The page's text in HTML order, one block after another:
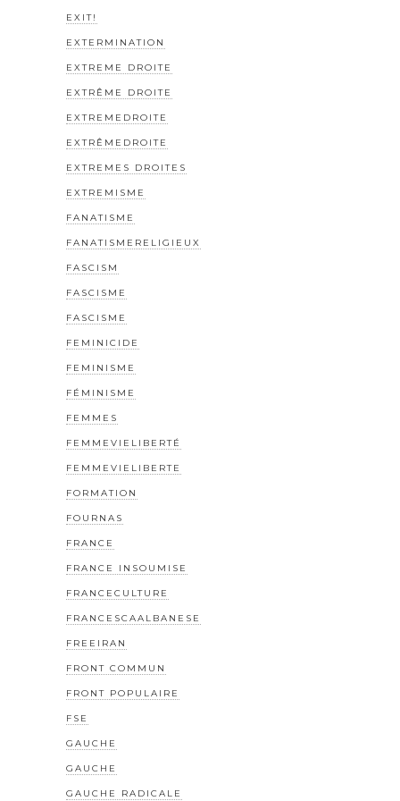
EXIT!
EXTERMINATION
EXTREME DROITE
EXTRÊME DROITE
EXTREMEDROITE
EXTRÊMEDROITE
EXTREMES DROITES
EXTREMISME
FANATISME
FANATISMERELIGIEUX
FASCISM
FASCISME
FASCISME
FEMINICIDE
FEMINISME
FÉMINISME
FEMMES
FEMMEVIELIBERTÉ
FEMMEVIELIBERTE
FORMATION
FOURNAS
FRANCE
FRANCE INSOUMISE
FRANCECULTURE
FRANCESCAALBANESE
FREEIRAN
FRONT COMMUN
FRONT POPULAIRE
FSE
GAUCHE
GAUCHE
GAUCHE RADICALE